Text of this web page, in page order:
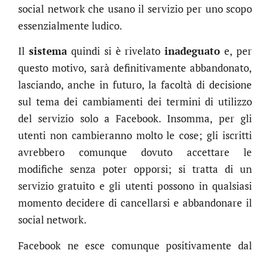
social network che usano il servizio per uno scopo
essenzialmente ludico.
Il sistemaquindi si è rivelatoinadeguato e, per
questo motivo, sarà definitivamente abbandonato,
lasciando, anche in futuro, la facoltà di decisione
sul tema dei cambiamenti dei termini di utilizzo
del servizio solo a Facebook. Insomma, per gli
utenti non cambieranno molto le cose; gli iscritti
avrebbero comunque dovuto accettare le
modifiche senza poter opporsi; si tratta di un
servizio gratuito e gli utenti possono in qualsiasi
momento decidere di cancellarsi e abbandonare il
social network.
Facebook ne esce comunque positivamente dal